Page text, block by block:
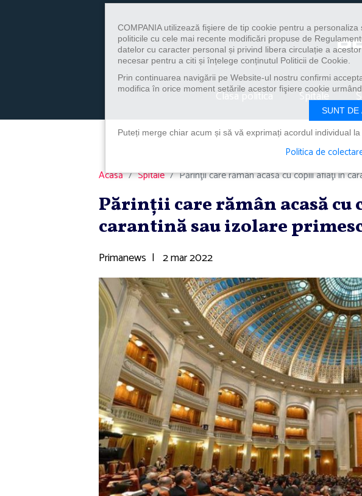
Clasa politica Spitale
Acasă Spitale Părinţii care rămân acasă cu copiii aflaţi în
Părinţii care rămân acasă
carantină sau izolare
Primanews | 2 mar 2022
COMPANIA utilizează fişiere de tip cookie pentru a
politicile cu cele mai recente modificări propuse de
datelor cu caracter personal și privind libera circulație a
necesar pentru a citi și înțelege conținutul Politicii de Cookie.
Prin continuarea navigării pe Website-ul nostru confirmi
modifica în orice moment setările acestor fişiere cookie
SUNT DE
Puteți merge chiar acum și să vă exprimați acordul individual
Politica de